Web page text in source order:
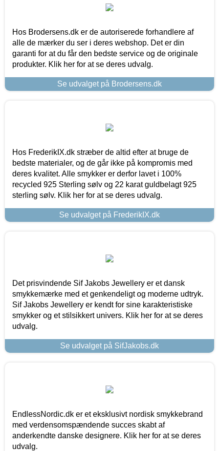
Hos Brodersens.dk er de autoriserede forhandlere af
alle de mærker du ser i deres webshop. Det er din
garanti for at du får den bedste service og de originale
produkter. Klik her for at se deres udvalg.
Se udvalget på Brodersens.dk
Hos FrederikIX.dk stræber de altid efter at bruge de
bedste materialer, og de går ikke på kompromis med
deres kvalitet. Alle smykker er derfor lavet i 100%
recycled 925 Sterling sølv og 22 karat guldbelagt 925
sterling sølv. Klik her for at se deres udvalg.
Se udvalget på FrederikIX.dk
Det prisvindende Sif Jakobs Jewellery er et dansk
smykkemærke med et genkendeligt og moderne udtryk.
Sif Jakobs Jewellery er kendt for sine karakteristiske
smykker og et stilsikkert univers. Klik her for at se deres
udvalg.
Se udvalget på SifJakobs.dk
EndlessNordic.dk er et eksklusivt nordisk smykkebrand
med verdensomspændende succes skabt af
anderkendte danske designere. Klik her for at se deres
udvalg.